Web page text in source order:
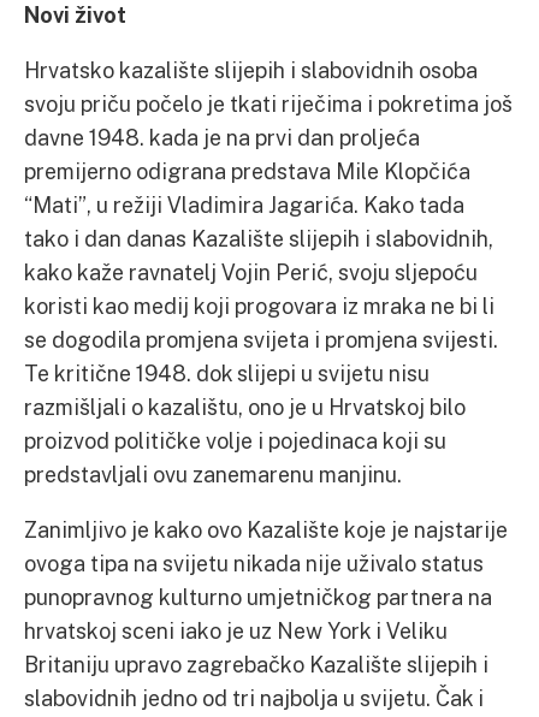
Novi život
Hrvatsko kazalište slijepih i slabovidnih osoba
svoju priču počelo je tkati riječima i pokretima još
davne 1948. kada je na prvi dan proljeća
premijerno odigrana predstava Mile Klopčića
“Mati”, u režiji Vladimira Jagarića. Kako tada
tako i dan danas Kazalište slijepih i slabovidnih,
kako kaže ravnatelj Vojin Perić, svoju sljepoću
koristi kao medij koji progovara iz mraka ne bi li
se dogodila promjena svijeta i promjena svijesti.
Te kritične 1948. dok slijepi u svijetu nisu
razmišljali o kazalištu, ono je u Hrvatskoj bilo
proizvod političke volje i pojedinaca koji su
predstavljali ovu zanemarenu manjinu.
Zanimljivo je kako ovo Kazalište koje je najstarije
ovoga tipa na svijetu nikada nije uživalo status
punopravnog kulturno umjetničkog partnera na
hrvatskoj sceni iako je uz New York i Veliku
Britaniju upravo zagrebačko Kazalište slijepih i
slabovidnih jedno od tri najbolja u svijetu. Čak i